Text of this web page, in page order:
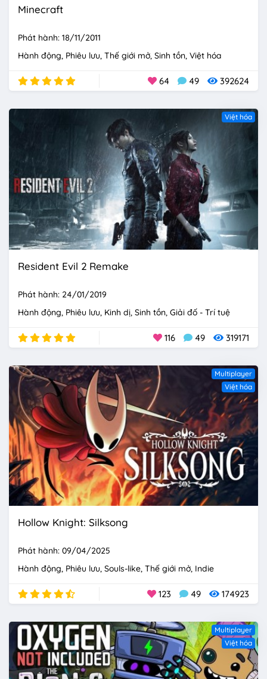
Minecraft
Phát hành: 18/11/2011
Hành động Phiêu lưu Thế giới mở Sinh tồn Việt hóa
64 49 392624
Việt hóa
Resident Evil 2 Remake
Phát hành: 24/01/2019
Hành động Phiêu lưu Kinh dị Sinh tồn Giải đố - Trí tuệ
116 49 319171
Multiplayer
Việt hóa
Hollow Knight: Silksong
Phát hành: 09/04/2025
Hành động Phiêu lưu Souls-like Thế giới mở Indie
123 49 174923
Multiplayer
Việt hóa